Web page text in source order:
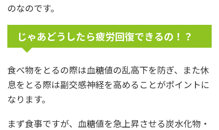
のなのです。
じゃあどうしたら疲労回復できるの！？
食べ物をとるの際は血糖値の乱高下を防ぎ、また休
息をとる際は副交感神経を高めることがポイントに
なります。
まず食事ですが、血糖値を急上昇させる炭水化物・